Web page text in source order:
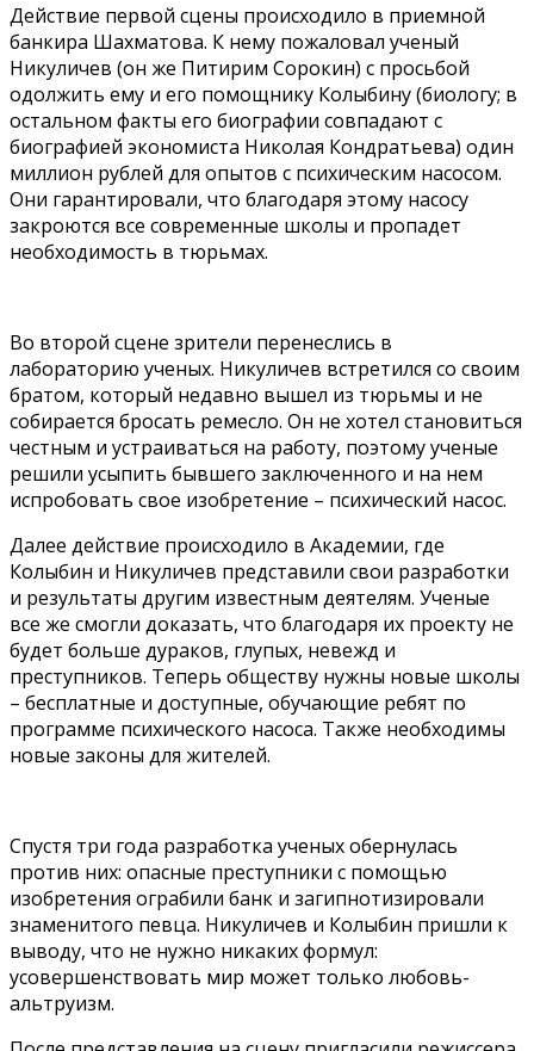
Действие первой сцены происходило в приемной
банкира Шахматова. К нему пожаловал ученый
Никуличев (он же Питирим Сорокин) с просьбой
одолжить ему и его помощнику Колыбину (биологу; в
остальном факты его биографии совпадают с
биографией экономиста Николая Кондратьева) один
миллион рублей для опытов с психическим насосом.
Они гарантировали, что благодаря этому насосу
закроются все современные школы и пропадет
необходимость в тюрьмах.
Во второй сцене зрители перенеслись в
лабораторию ученых. Никуличев встретился со своим
братом, который недавно вышел из тюрьмы и не
собирается бросать ремесло. Он не хотел становиться
честным и устраиваться на работу, поэтому ученые
решили усыпить бывшего заключенного и на нем
испробовать свое изобретение – психический насос.
Далее действие происходило в Академии, где
Колыбин и Никуличев представили свои разработки
и результаты другим известным деятелям. Ученые
все же смогли доказать, что благодаря их проекту не
будет больше дураков, глупых, невежд и
преступников. Теперь обществу нужны новые школы
– бесплатные и доступные, обучающие ребят по
программе психического насоса. Также необходимы
новые законы для жителей.
Спустя три года разработка ученых обернулась
против них: опасные преступники с помощью
изобретения ограбили банк и загипнотизировали
знаменитого певца. Никуличев и Колыбин пришли к
выводу, что не нужно никаких формул:
усовершенствовать мир может только любовь-
альтруизм.